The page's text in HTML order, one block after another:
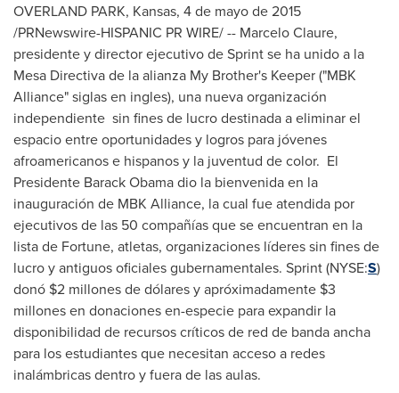
OVERLAND PARK, Kansas, 4 de mayo de 2015
/PRNewswire-HISPANIC PR WIRE/ -- Marcelo Claure,
presidente y director ejecutivo de Sprint se ha unido a la
Mesa Directiva de la alianza My Brother's Keeper ("MBK
Alliance" siglas en ingles), una nueva organización
independiente sin fines de lucro destinada a eliminar el
espacio entre oportunidades y logros para jóvenes
afroamericanos e hispanos y la juventud de color. El
Presidente Barack Obama dio la bienvenida en la
inauguración de MBK Alliance, la cual fue atendida por
ejecutivos de las 50 compañías que se encuentran en la
lista de Fortune, atletas, organizaciones líderes sin fines de
lucro y antiguos oficiales gubernamentales. Sprint (NYSE:S)
donó $2 millones de dólares y apróximadamente $3
millones en donaciones en-especie para expandir la
disponibilidad de recursos críticos de red de banda ancha
para los estudiantes que necesitan acceso a redes
inalámbricas dentro y fuera de las aulas.